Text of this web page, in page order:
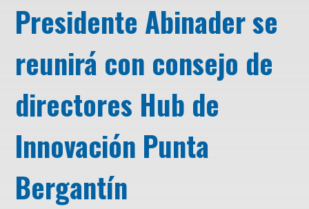
Presidente Abinader se
reunirá con consejo de
directores Hub de
Innovación Punta
Bergantín